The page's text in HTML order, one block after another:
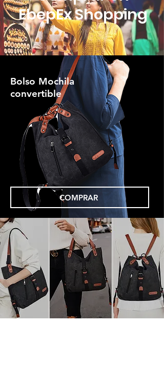
EbepEx Shopping
Bolso Mochila
convertible
COMPRAR